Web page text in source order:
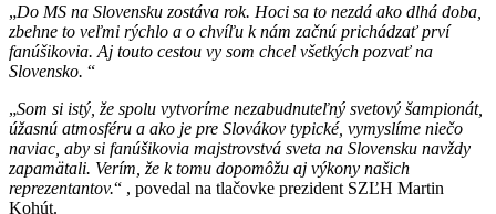
Do MS na Slovensku zostáva rok. Hoci sa to nezdá ako dlhá doba,
zbehne to veľmi rýchlo a o chvíľu k nám začnú prichádzať prví
fanúšikovia. Aj touto cestou vy som chcel všetkých pozvať na
Slovensko.
Som si istý, že spolu vytvoríme nezabudnuteľný svetový šampionát,
úžasnú atmosféru a ako je pre Slovákov typické, vymyslíme niečo
naviac, aby si fanúšikovia majstrovstvá sveta na Slovensku navždy
zapamätali. Verím, že k tomu dopomôžu aj výkony našich
reprezentantov.
, povedal na tlačovke prezident SZĽH Martin
Kohút.